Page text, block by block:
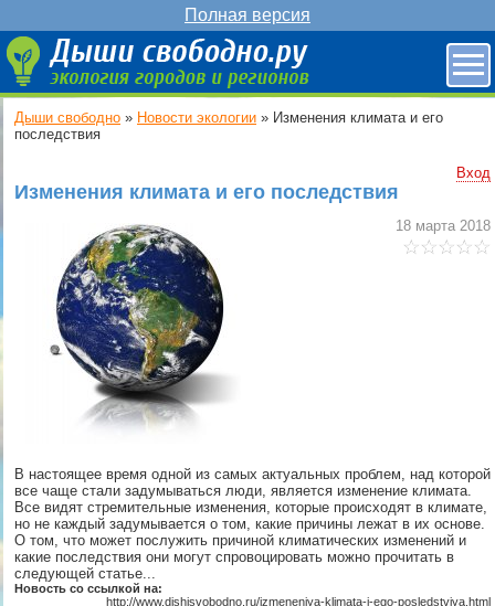
Полная версия
Дыши свободно » Новости экологии » Изменения климата и его
последствия
Вход
Изменения климата и его последствия
18 марта 2018
В настоящее время одной из самых актуальных проблем, над которой
все чаще стали задумываться люди, является изменение климата.
Все видят стремительные изменения, которые происходят в климате,
но не каждый задумывается о том, какие причины лежат в их основе.
О том, что может послужить причиной климатических изменений и
какие последствия они могут спровоцировать можно прочитать в
следующей статье...
Новость со ссылкой на:
http://www.dishisvobodno.ru/izmeneniya-klimata-i-ego-posledstviya.html